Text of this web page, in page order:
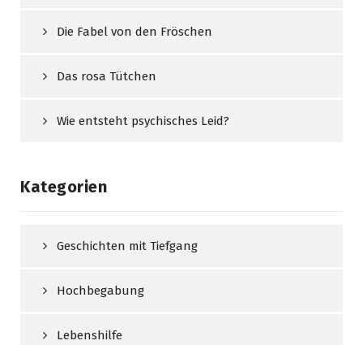
Die Fabel von den Fröschen
Das rosa Tütchen
Wie entsteht psychisches Leid?
Kategorien
Geschichten mit Tiefgang
Hochbegabung
Lebenshilfe